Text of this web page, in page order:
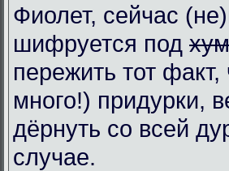
Фиолет, сейчас
шифруется под
пережить тот
много!) придурки,
дёрнуть со всей
случае.